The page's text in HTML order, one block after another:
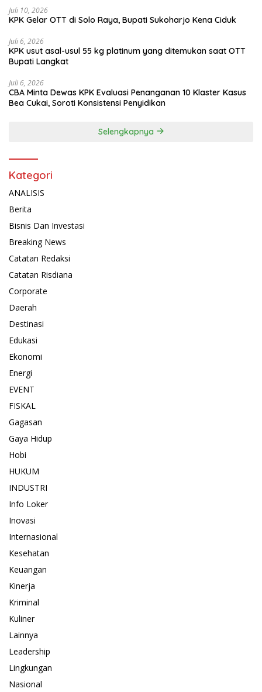
Juli 10, 2026
KPK Gelar OTT di Solo Raya, Bupati Sukoharjo Kena Ciduk
Juli 6, 2026
KPK usut asal-usul 55 kg platinum yang ditemukan saat OTT
Bupati Langkat
Juli 6, 2026
CBA Minta Dewas KPK Evaluasi Penanganan 10 Klaster Kasus
Bea Cukai, Soroti Konsistensi Penyidikan
Selengkapnya
Kategori
ANALISIS
Berita
Bisnis Dan Investasi
Breaking News
Catatan Redaksi
Catatan Risdiana
Corporate
Daerah
Destinasi
Edukasi
Ekonomi
Energi
EVENT
FISKAL
Gagasan
Gaya Hidup
Hobi
HUKUM
INDUSTRI
Info Loker
Inovasi
Internasional
Kesehatan
Keuangan
Kinerja
Kriminal
Kuliner
Lainnya
Leadership
Lingkungan
Nasional